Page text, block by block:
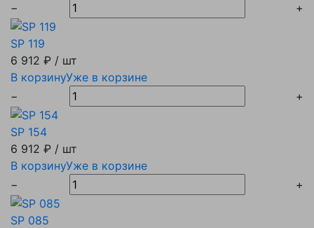
−
+
SP 119
6 912 ₽ / шт
В корзинуУже в корзине
−
+
SP 154
6 912 ₽ / шт
В корзинуУже в корзине
−
+
SP 085